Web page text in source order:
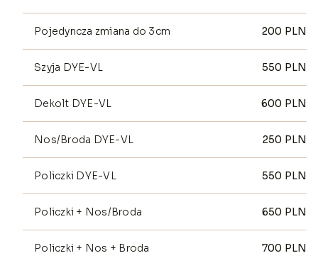
Pojedyncza zmiana do 3cm 200 PLN
Szyja DYE-VL 550 PLN
Dekolt DYE-VL 600 PLN
Nos/Broda DYE-VL 250 PLN
Policzki DYE-VL 550 PLN
Policzki + Nos/Broda 650 PLN
Policzki + Nos + Broda 700 PLN